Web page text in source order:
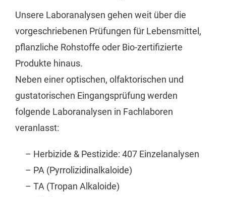
Unsere Laboranalysen gehen weit über die
vorgeschriebenen Prüfungen für Lebensmittel,
pflanzliche Rohstoffe oder Bio-zertifizierte
Produkte hinaus.
Neben einer optischen, olfaktorischen und
gustatorischen Eingangsprüfung werden
folgende Laboranalysen in Fachlaboren
veranlasst:
– Herbizide & Pestizide: 407 Einzelanalysen
– PA (Pyrrolizidinalkaloide)
– TA (Tropan Alkaloide)